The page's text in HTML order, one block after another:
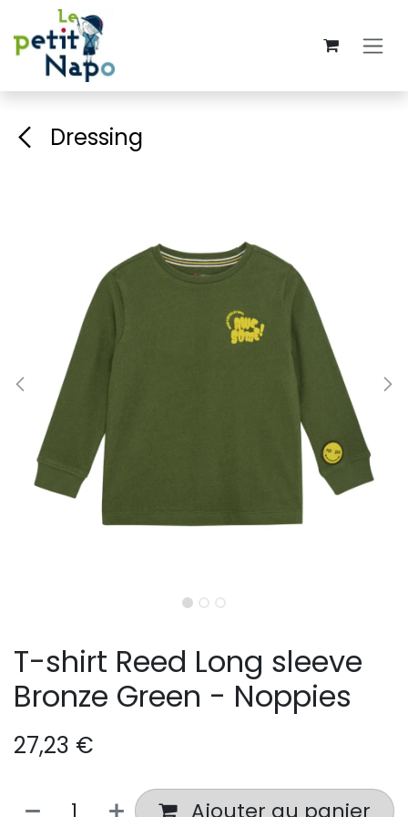
Se rendre au contenu
Dressing
T-shirt Reed Long sleeve
Bronze Green - Noppies
27,23 €
Ajouter au panier